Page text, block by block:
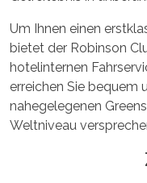
Um Ihnen einen
bietet der Robinson
hotelinternen
erreichen Sie bequem
nahegelegenen
Weltniveau